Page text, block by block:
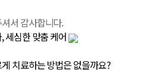
원
서 감사합니다.
세심한 맞춤 케어
치료하는 방법은 없을까요?